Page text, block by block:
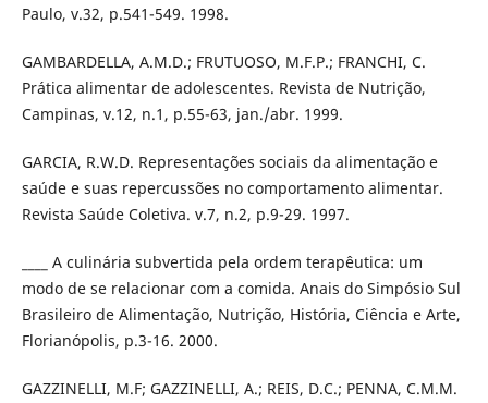
Paulo, v.32, p.541-549. 1998.
GAMBARDELLA, A.M.D.; FRUTUOSO, M.F.P.; FRANCHI, C.
Prática alimentar de adolescentes. Revista de Nutrição,
Campinas, v.12, n.1, p.55-63, jan./abr. 1999.
GARCIA, R.W.D. Representações sociais da alimentação e
saúde e suas repercussões no comportamento alimentar.
Revista Saúde Coletiva. v.7, n.2, p.9-29. 1997.
____ A culinária subvertida pela ordem terapêutica: um
modo de se relacionar com a comida. Anais do Simpósio Sul
Brasileiro de Alimentação, Nutrição, História, Ciência e Arte,
Florianópolis, p.3-16. 2000.
GAZZINELLI, M.F; GAZZINELLI, A.; REIS, D.C.; PENNA, C.M.M.